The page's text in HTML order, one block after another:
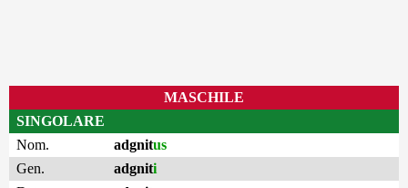
MASCHILE
SINGOLARE
Nom.
adgnitus
Gen.
adgniti